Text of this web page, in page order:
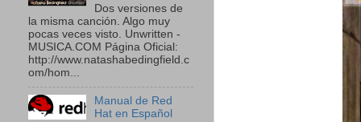
Dos versiones de
la misma canción. Algo muy
pocas veces visto. Unwritten -
MUSICA.COM Página Oficial:
http://www.natashabedingfield.c
om/hom...
Manual de Red
Hat en Español